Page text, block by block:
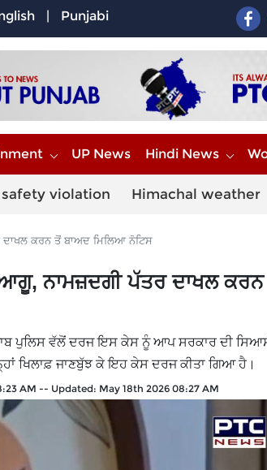
| Punjabi
UP News Hindi News
safety violation Himachal weather
ਕਰਨ ਤੋਂ ਬਾਅਦ ਮਿਲਿਆ ਨੋਟਿਸ
ਨਾਮਜ਼ਦਗੀ ਪੱਤਰ ਦਾਖਲ
ਪੁਲਿਸ ਵੱਲੋਂ ਦਰਜ ਇਸ ਕੇਸ ਨੂੰ ਆਪ ਸਰਕਾਰ ਦੀ
ਖਿਲਾਫ਼ ਜਾਣਬੁੱਝ ਕੇ ਇਹ ਕੇਸ ਦਰਜ ਕੀਤਾ ਗਿਆ ਹੈ।
AM -- Updated: May 18th 2026 08:27 AM